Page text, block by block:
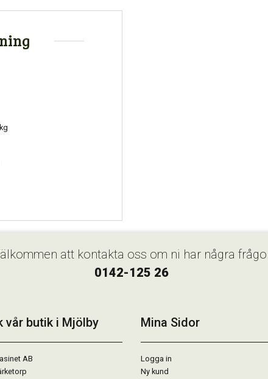
att kontakta oss om ni har några
0142-125 26
vår butik i Mjölby
AB
Mina Sidor
Logga in
Ny kund